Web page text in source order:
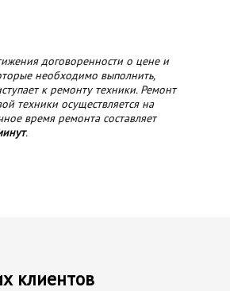
договоренности о цене и
необходимо выполнить,
к ремонту техники. Ремонт
техники осуществляется на
время ремонта составляет
.
клиентов